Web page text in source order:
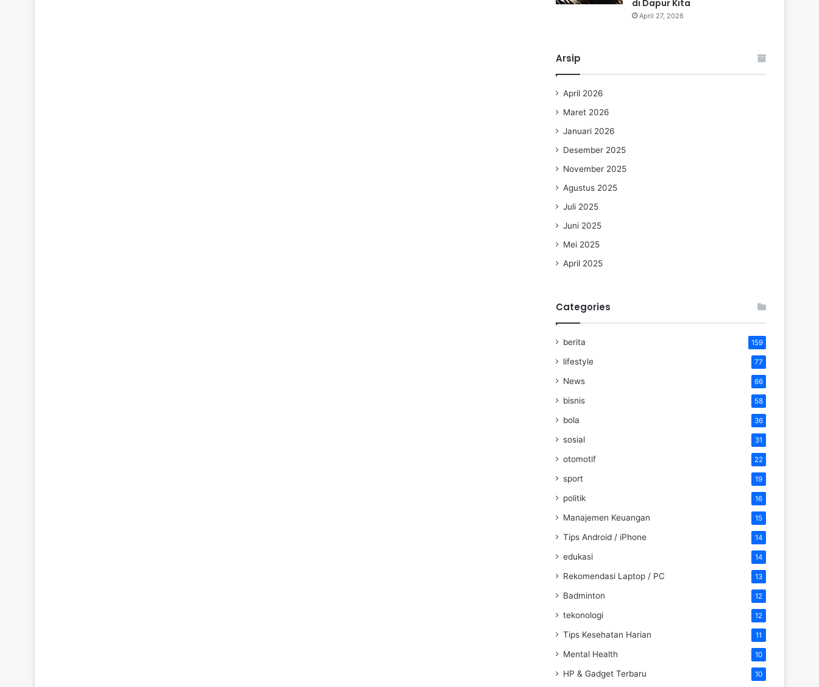
di Dapur Kita
April 27, 2026
Arsip
April 2026
Maret 2026
Januari 2026
Desember 2025
November 2025
Agustus 2025
Juli 2025
Juni 2025
Mei 2025
April 2025
Categories
berita 159
lifestyle 77
News 66
bisnis 58
bola 36
sosial 31
otomotif 22
sport 19
politik 16
Manajemen Keuangan 15
Tips Android / iPhone 14
edukasi 14
Rekomendasi Laptop / PC 13
Badminton 12
tekonologi 12
Tips Kesehatan Harian 11
Mental Health 10
HP & Gadget Terbaru 10